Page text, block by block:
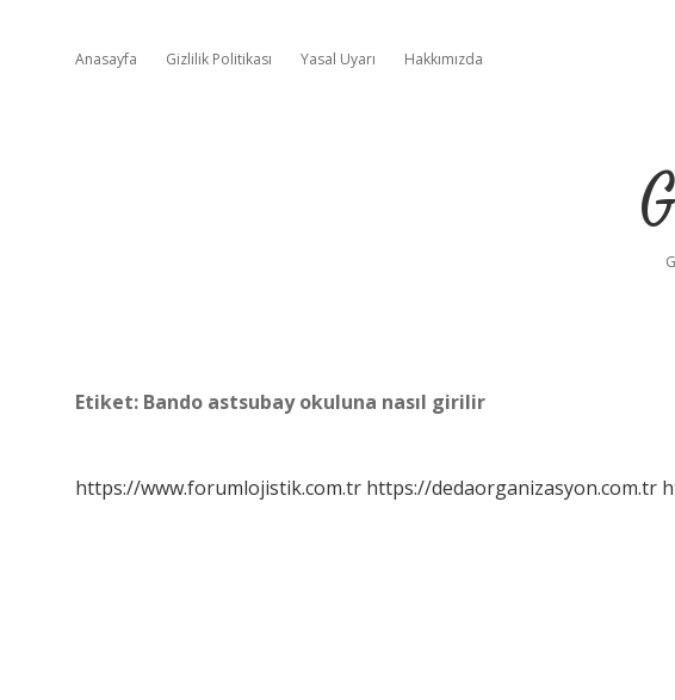
Anasayfa Gizlilik Politikası Yasal Uyarı Hakkımızda
Etiket: Bando astsubay okuluna nasıl girilir
https://www.forumlojistik.com.tr https://dedaorganizasyon.com.tr